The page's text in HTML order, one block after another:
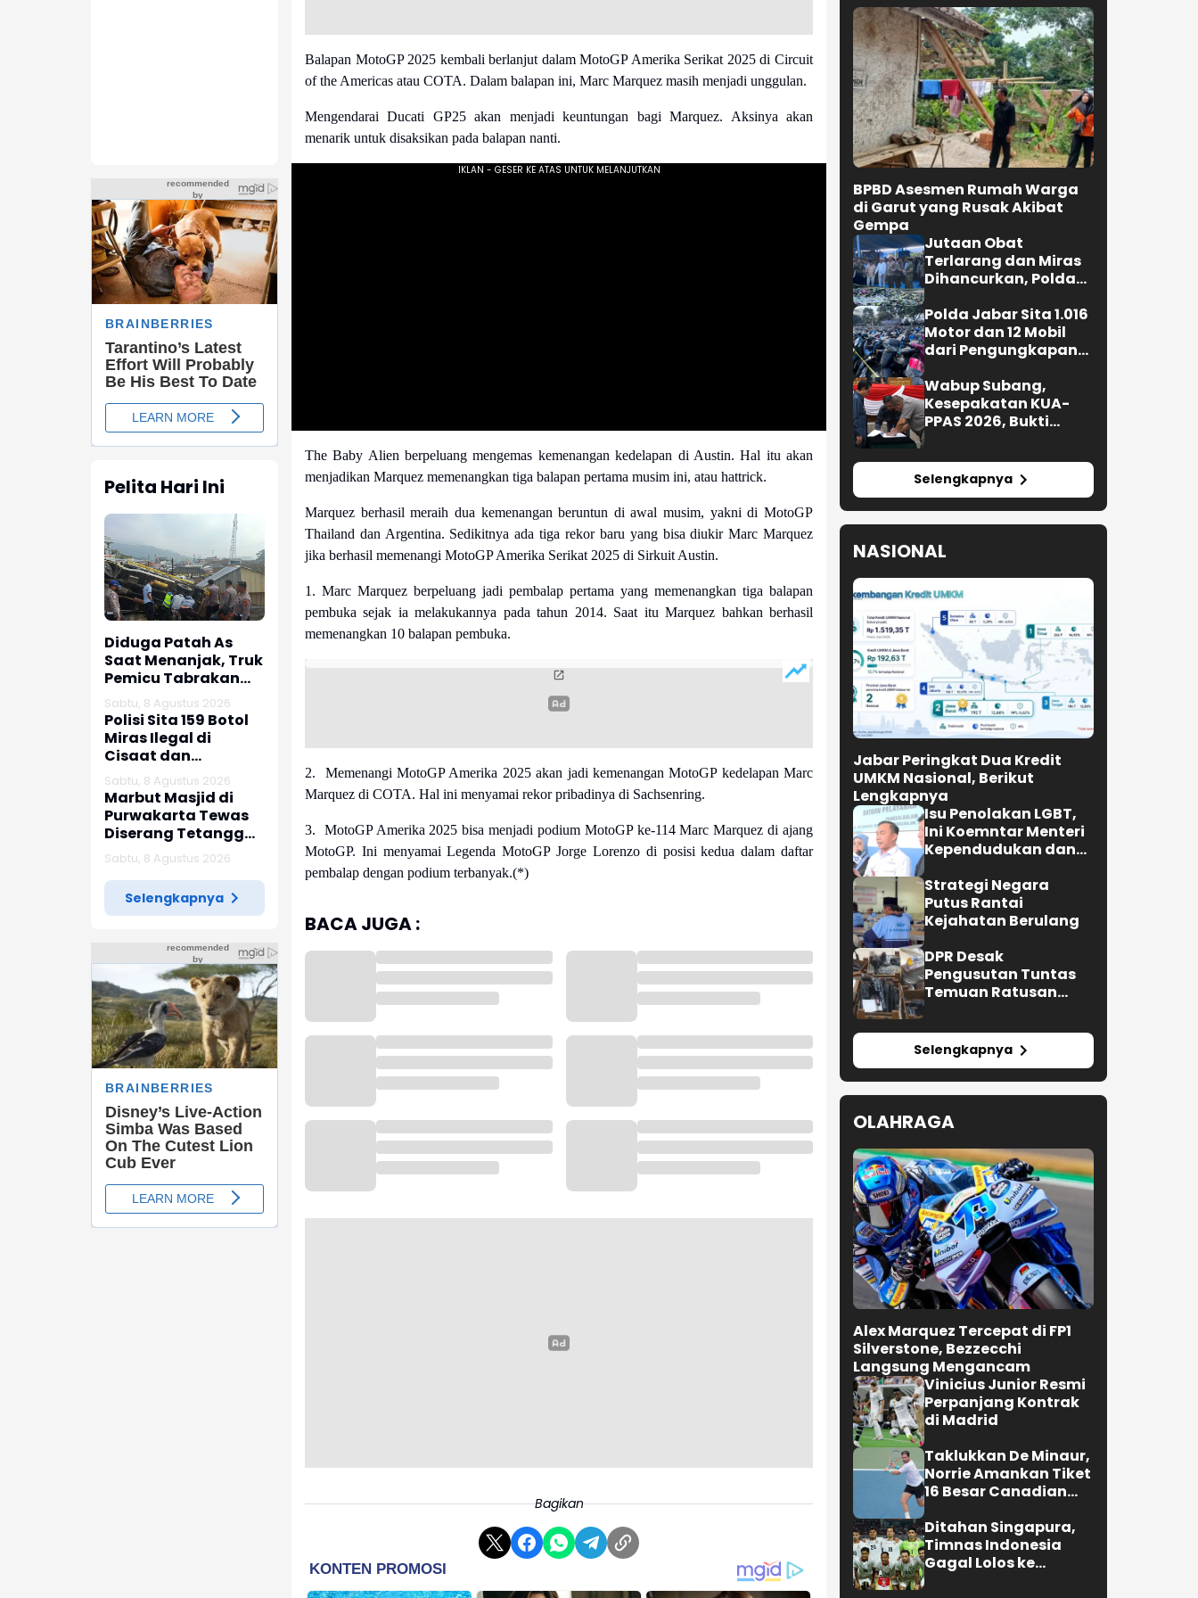
Pelita Hari Ini
Diduga Patah As
Saat Menanjak, Truk
Pemicu Tabrakan
Beruntun Enam
Kendaraan di
Ciwidey Diselidiki
Polisi
Sabtu, 8 Agustus 2026
Polisi Sita 159 Botol
Miras Ilegal di
Cisaat dan
Citamiang
Sabtu, 8 Agustus 2026
Marbut Masjid di
Purwakarta Tewas
Diserang Tetangga
Saat Hendak Azan,
Polisi Amankan
Barang Bukti Sajam
Sabtu, 8 Agustus 2026
Selengkapnya
Balapan MotoGP 2025 kembali berlanjut dalam MotoGP Amerika Serikat 2025 di Circuit
of the Americas atau COTA. Dalam balapan ini, Marc Marquez masih menjadi unggulan.
Mengendarai Ducati GP25 akan menjadi keuntungan bagi Marquez. Aksinya akan
menarik untuk disaksikan pada balapan nanti.
The Baby Alien berpeluang mengemas kemenangan kedelapan di Austin. Hal itu akan
menjadikan Marquez memenangkan tiga balapan pertama musim ini, atau hattrick.
Marquez berhasil meraih dua kemenangan beruntun di awal musim, yakni di MotoGP
Thailand dan Argentina. Sedikitnya ada tiga rekor baru yang bisa diukir Marc Marquez
jika berhasil memenangi MotoGP Amerika Serikat 2025 di Sirkuit Austin.
1. Marc Marquez berpeluang jadi pembalap pertama yang memenangkan tiga balapan
pembuka sejak ia melakukannya pada tahun 2014. Saat itu Marquez bahkan berhasil
memenangkan 10 balapan pembuka.
2. Memenangi MotoGP Amerika 2025 akan jadi kemenangan MotoGP kedelapan Marc
Marquez di COTA. Hal ini menyamai rekor pribadinya di Sachsenring.
3. MotoGP Amerika 2025 bisa menjadi podium MotoGP ke-114 Marc Marquez di ajang
MotoGP. Ini menyamai Legenda MotoGP Jorge Lorenzo di posisi kedua dalam daftar
pembalap dengan podium terbanyak.(*)
BACA JUGA :
Bagikan
BPBD Asesmen Rumah Warga
di Garut yang Rusak Akibat
Gempa
Jutaan Obat
Terlarang dan Miras
Dihancurkan, Polda
Tersangka
Polda Jabar Sita 1.016
Motor dan 12 Mobil
dari Pengungkapan
Wabup Subang,
Kesepakatan KUA-
PPAS 2026, Bukti
Selengkapnya
NASIONAL
Jabar Peringkat Dua Kredit
UMKM Nasional, Berikut
Lengkapnya
Isu Penolakan LGBT,
Ini Koemntar Menteri
Kependudukan dan
Keluarga
Strategi Negara
Putus Rantai
Kejahatan Berulang
DPR Desak
Pengusutan Tuntas
Temuan Ratusan
Selengkapnya
OLAHRAGA
Alex Marquez Tercepat di FP1
Silverstone, Bezzecchi
Langsung Mengancam
Vinicius Junior Resmi
Perpanjang Kontrak
di Madrid
Taklukkan De Minaur,
Norrie Amankan Tiket
16 Besar Canadian
Ditahan Singapura,
Timnas Indonesia
Gagal Lolos ke